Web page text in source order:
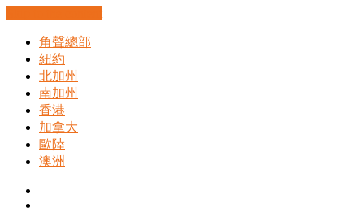
角聲總部
紐約
北加州
南加州
香港
加拿大
歐陸
澳洲